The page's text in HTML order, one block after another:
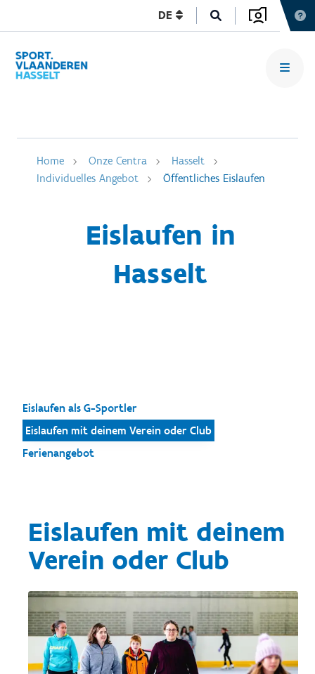
DE
Home Onze Centra
Hasselt
Individuelles Angebot
Öffentliches Eislaufen
Eislaufen in
Hasselt
Eislaufen als G-Sportler
Eislaufen mit deinem Verein oder Club
Ferienangebot
Eislaufen mit deinem
Verein oder Club